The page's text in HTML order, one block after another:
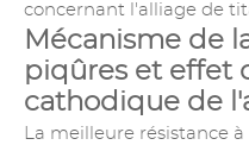
concernant l'alliage de
Mécanisme de
piqûres et effet
cathodique de
La meilleure résistance